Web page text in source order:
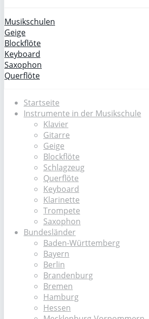
Musikschulen
Geige
Blockflöte
Keyboard
Saxophon
Querflöte
Startseite
Instrumente in der Musikschule
Klavier
Gitarre
Geige
Blockflöte
Schlagzeug
Querflöte
Keyboard
Klarinette
Trompete
Saxophon
Bundesländer
Baden-Württemberg
Bayern
Berlin
Brandenburg
Bremen
Hamburg
Hessen